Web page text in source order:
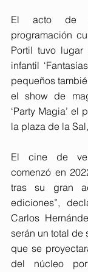
El acto de
programación
Portil tuvo
infantil
pequeños
el show de
‘Party Magia’ el
la plaza de la
El cine de
comenzó en
tras su gran
ediciones”,
Carlos
serán un total de
que se
del núcleo